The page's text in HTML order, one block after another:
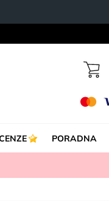
PORADNA